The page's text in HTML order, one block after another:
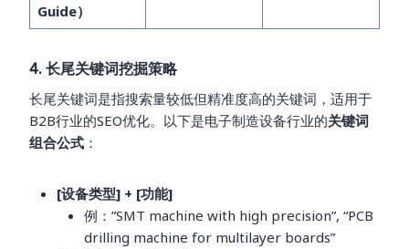
Guide）
4. 长尾关键词挖掘策略
长尾关键词是指搜索量较低但精准度高的关键词，适用于
B2B行业的SEO优化。以下是电子制造设备行业的关键词
组合公式 ：
[设备类型] + [功能]
例：”SMT machine with high precision”, “PCB
drilling machine for multilayer boards”